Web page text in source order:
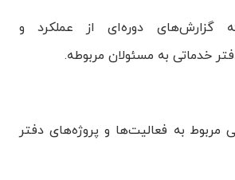
گزارش‌های دوره‌ای از عملکرد و
خدماتی به مسئولان مربوطه.
مربوط به فعالیت‌ها و پروژه‌های دفتر